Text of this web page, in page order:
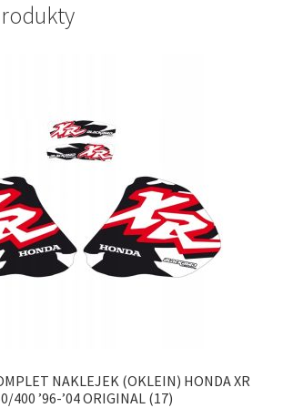
NAKLEJEK (OKLEIN) HONDA XR
400 ’96-’04 ORIGINAL (17)